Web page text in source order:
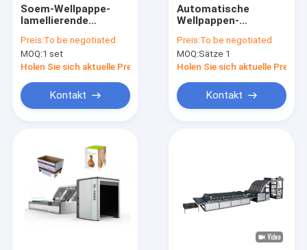
Soem-Wellpappe-
lamellierende
Höchstgeschwindigkeit
100pcs/Min
Preis:To be negotiated
MOQ:1 set
Holen Sie sich aktuelle Preis
Kontakt
Automatische
Wellpappen-
Maschine für die
Papierverpackenkasten-
Herstellung
Preis:To be negotiated
MOQ:Sätze 1
Holen Sie sich aktuelle Preis
Kontakt